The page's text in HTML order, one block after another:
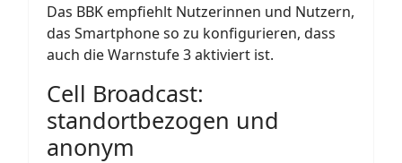
Das BBK empfiehlt Nutzerinnen und Nutzern,
das Smartphone so zu konfigurieren, dass
auch die Warnstufe 3 aktiviert ist.
Cell Broadcast:
standortbezogen und
anonym